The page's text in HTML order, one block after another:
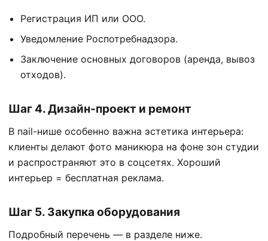
Регистрация ИП или ООО.
Уведомление Роспотребнадзора.
Заключение основных договоров (аренда, вывоз
отходов).
Шаг 4. Дизайн-проект и ремонт
В nail-нише особенно важна эстетика интерьера:
клиенты делают фото маникюра на фоне зон студии
и распространяют это в соцсетях. Хороший
интерьер = бесплатная реклама.
Шаг 5. Закупка оборудования
Подробный перечень — в разделе ниже.